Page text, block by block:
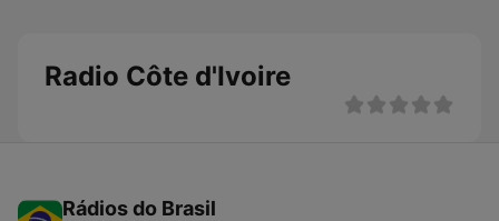
Radio Côte d'Ivoire
Rádios do Brasil